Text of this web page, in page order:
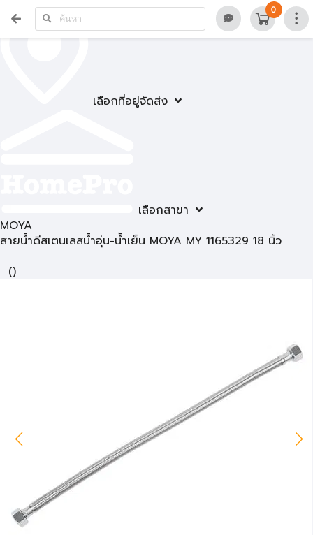
เลือกที่อยู่จัดส่ง
เลือกสาขา
0
MOYA
สายน้ำดีสเตนเลสน้ำอุ่น-น้ำเย็น MOYA MY 1165329 18 นิ้ว
()